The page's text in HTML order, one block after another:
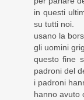
in questi
su tutti noi.
usano la
gli uomini
questo fine
padroni del
i padroni
hanno avuto